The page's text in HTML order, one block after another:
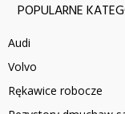
POPULARNE
Audi
Volvo
Rękawice robocze